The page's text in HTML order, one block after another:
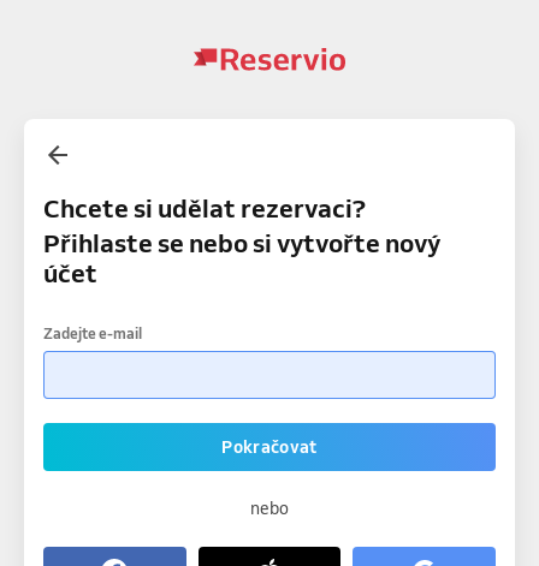
Chcete si udělat rezervaci?
Přihlaste se nebo si vytvořte nový
účet
Zadejte e-mail
Pokračovat
nebo